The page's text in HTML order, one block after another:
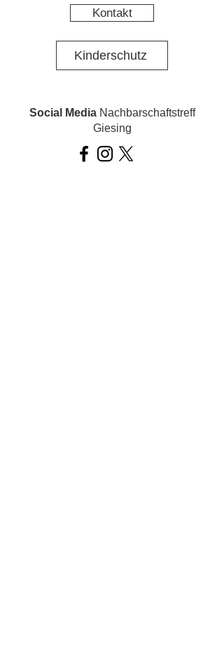
Kontakt
Kinderschutz
Social MediaNachbarschaftstreff
Giesing